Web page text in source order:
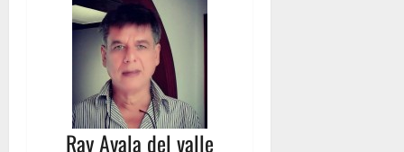
Ray Ayala del valle